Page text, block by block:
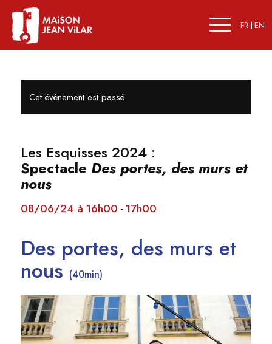
FR EN
Cet évènement est passé
Les Esquisses 2024 :
Spectacle Des portes, des murs et
nous
08/06/24 à 16h00 - 17h00
Des portes, des murs et
nous (40min)